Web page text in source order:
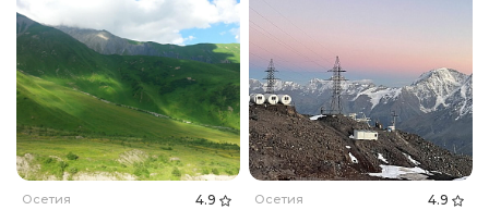
Осетия 4.9 Осетия 4.9